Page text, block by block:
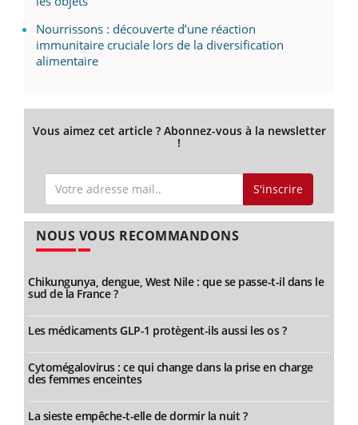
Nourrissons : découverte d’une réaction
immunitaire cruciale lors de la diversification
alimentaire
Vous aimez cet article ? Abonnez-vous à la newsletter
!
S'inscrire
NOUS VOUS RECOMMANDONS
Chikungunya, dengue, West Nile : que se passe-t-il dans le
sud de la France ?
Les médicaments GLP-1 protègent-ils aussi les os ?
Cytomégalovirus : ce qui change dans la prise en charge
des femmes enceintes
La sieste empêche-t-elle de dormir la nuit ?